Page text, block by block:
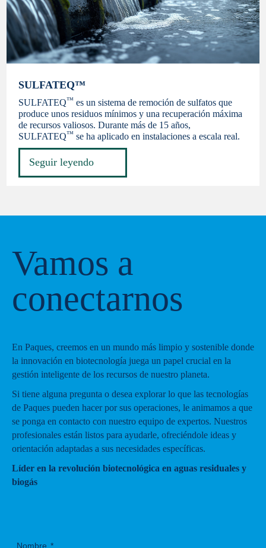
SULFATEQ™
SULFATEQ™ es un sistema de remoción de sulfatos que
produce unos residuos mínimos y una recuperación máxima
de recursos valiosos. Durante más de 15 años,
SULFATEQ™ se ha aplicado en instalaciones a escala real.
Seguir leyendo
Vamos a
conectarnos
En Paques, creemos en un mundo más limpio y sostenible donde
la innovación en biotecnología juega un papel crucial en la
gestión inteligente de los recursos de nuestro planeta.
Si tiene alguna pregunta o desea explorar lo que las tecnologías
de Paques pueden hacer por sus operaciones, le animamos a que
se ponga en contacto con nuestro equipo de expertos. Nuestros
profesionales están listos para ayudarle, ofreciéndole ideas y
orientación adaptadas a sus necesidades específicas.
Líder en la revolución biotecnológica en aguas residuales y
biogás
Nombre